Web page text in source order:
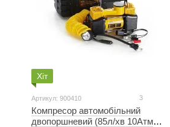
Хіт
Артикул: 900410 3
Компресор автомобільний
двопоршневий (85л/хв 10Атм